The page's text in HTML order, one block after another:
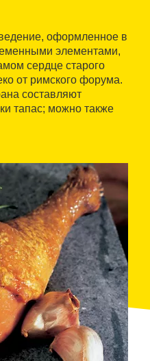
оформленное в
элементами,
сердце старого
от римского форума.
составляют
тапас; можно также